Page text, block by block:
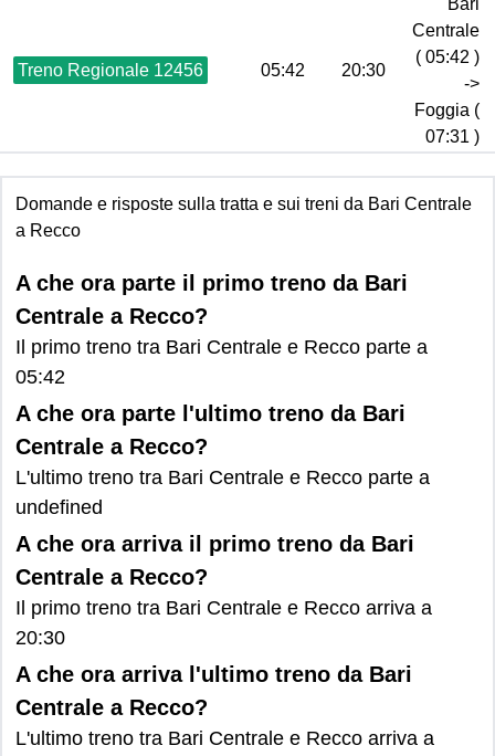
Treno Regionale 12456 05:42 20:30
Bari
Centrale
( 05:42 )
->
Foggia (
07:31 )
Domande e risposte sulla tratta e sui treni da Bari Centrale
a Recco
A che ora parte il primo treno da Bari
Centrale a Recco?
Il primo treno tra Bari Centrale e Recco parte a
05:42
A che ora parte l'ultimo treno da Bari
Centrale a Recco?
L'ultimo treno tra Bari Centrale e Recco parte a
undefined
A che ora arriva il primo treno da Bari
Centrale a Recco?
Il primo treno tra Bari Centrale e Recco arriva a
20:30
A che ora arriva l'ultimo treno da Bari
Centrale a Recco?
L'ultimo treno tra Bari Centrale e Recco arriva a